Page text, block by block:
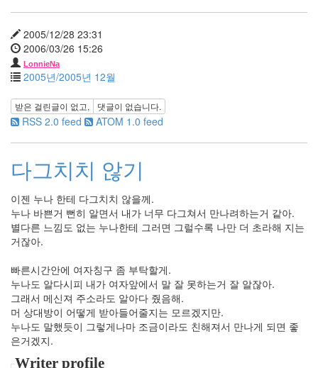
2005/12/28 23:31
2006/03/26 15:26
LonnieNa
2005년/2005년 12월
받은 걸린글이 없고, 댓글이 없습니다.
RSS 2.0 feed ATOM 1.0 feed
다그치치 않기
이젠 누나 한테 다그치치 않을께.
누나 바쁜거 뻔히 알면서 내가 너무 다그쳐서 만나려하는거 같아.
별다른 느낌도 없는 누나한테 그러면 그럴수록 나만 더 초라해 지는
거잖아.
빠른시간안에 여자칭구 좀 부탁할게.
누나도 알다시피 내가 여자앞에서 말 잘 못하는거 잘 알잖아.
그래서 메신져 주소라도 알아다 줬음해.
머 상대방이 어떻게 받아들어줄지는 모르겠지만.
누나도 말했듯이 그렇게나마 조금이라도 친해져서 만나게 되면 좋
은거겠지.
Writer profile
2007
년
10
월
2007
년
월
6
2007
12
월
3
2008
51
2008
년
1
월
6
2008